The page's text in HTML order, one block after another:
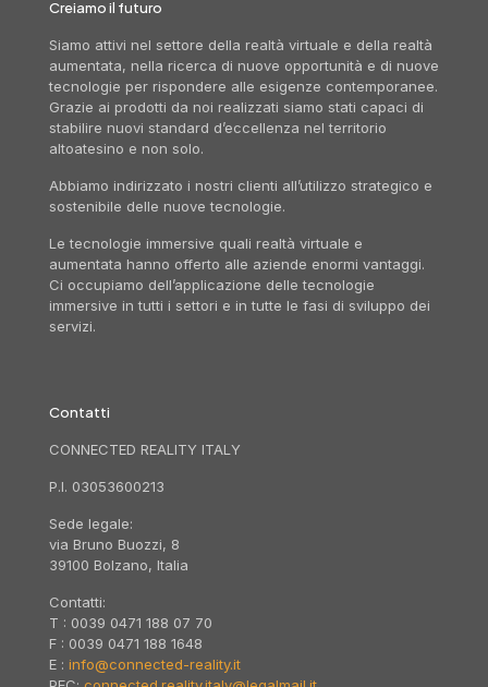
Creiamo il futuro
Siamo attivi nel settore della realtà virtuale e della realtà
aumentata, nella ricerca di nuove opportunità e di nuove
tecnologie per rispondere alle esigenze contemporanee.
Grazie ai prodotti da noi realizzati siamo stati capaci di
stabilire nuovi standard d’eccellenza nel territorio
altoatesino e non solo.
Abbiamo indirizzato i nostri clienti all’utilizzo strategico e
sostenibile delle nuove tecnologie.
Le tecnologie immersive quali realtà virtuale e
aumentata hanno offerto alle aziende enormi vantaggi.
Ci occupiamo dell’applicazione delle tecnologie
immersive in tutti i settori e in tutte le fasi di sviluppo dei
servizi.
Contatti
CONNECTED REALITY ITALY
P.I. 03053600213
Sede legale:
via Bruno Buozzi, 8
39100 Bolzano, Italia
Contatti:
T : 0039 0471 188 07 70
F : 0039 0471 188 1648
E : info@connected-reality.it